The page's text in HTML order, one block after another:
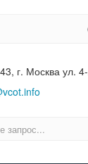
г. Москва ул.